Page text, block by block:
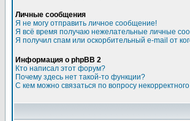
Личные сообщения
Я не могу отправить личное сообщение!
Я всё время получаю нежелательные личные
Я получил спам или оскорбительный e-mail от
Информация о phpBB 2
Кто написал этот форум?
Почему здесь нет такой-то функции?
С кем можно связаться по вопросу